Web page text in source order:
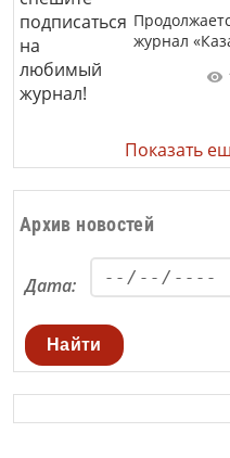
журнал
Показать
Архив новостей
Дата:
Найти